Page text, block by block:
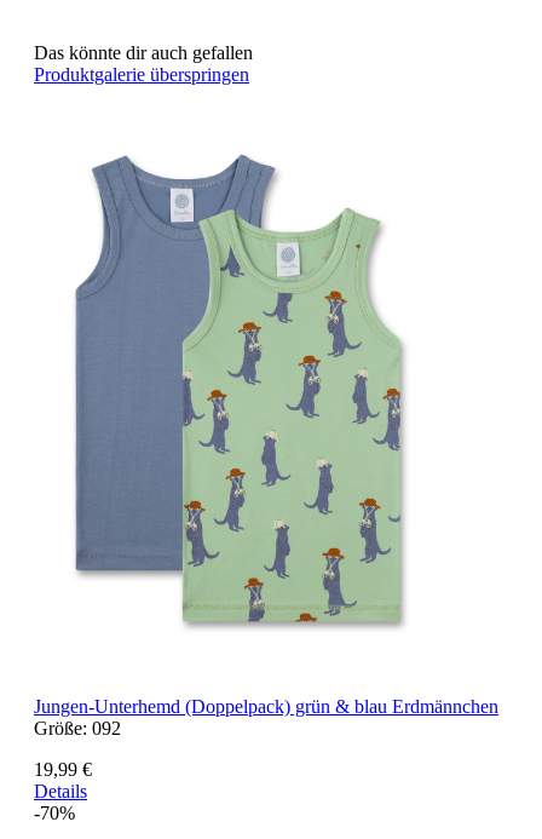
Das könnte dir auch gefallen
Produktgalerie überspringen
Jungen-Unterhemd (Doppelpack) grün & blau Erdmännchen
Größe: 092
19,99 €
Details
-70%